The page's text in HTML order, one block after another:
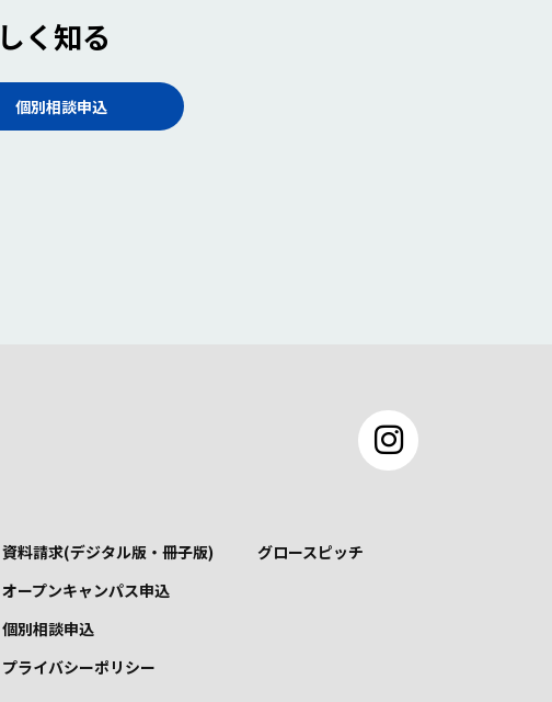
く知る
個別相談申込
資料請求(デジタル版・冊子版)
オープンキャンパス申込
個別相談申込
プライバシーポリシー
グロースピッチ